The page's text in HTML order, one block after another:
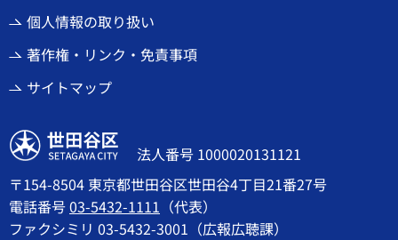
個人情報の取り扱い
著作権・リンク・免責事項
サイトマップ
世田谷区
法人番号 1000020131121
〒154-8504 東京都世田谷区世田谷4丁目21番27号
電話番号03-5432-1111 （代表）
ファクシミリ 03-5432-3001（広報広聴課）